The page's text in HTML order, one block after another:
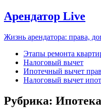
Арендатор Live
Жизнь арендатора: права,
Этапы ремонта
Налоговый вычет
Ипотечный вычет
Налоговый вычет
Рубрика: